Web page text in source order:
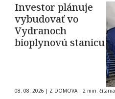
Investor plánuje
vybudovať vo
Vydranoch
bioplynovú stanicu
08. 08. 2026 | Z DOMOVA | 2 min. čítania